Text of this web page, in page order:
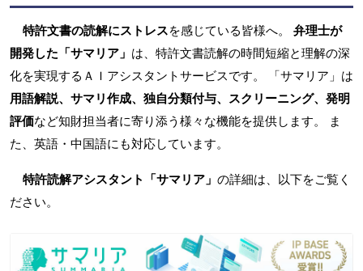
特許文書の読解にストレスを感じている皆様へ。 弁理士が
開発した「サマリア」 は、特許文書読解の時間短縮と理解の深
化を実現するＡＩアシスタントサービスです。 「サマリア」は
用語解説、サマリ作成、独自分類付与、スクリーニング、発明
評価など知財担当者に寄り添う様々な機能を提供します。 ま
た、英語・中国語にも対応しています。
特許読解アシスタント「サマリア」 の詳細は、以下をご覧く
ださい。